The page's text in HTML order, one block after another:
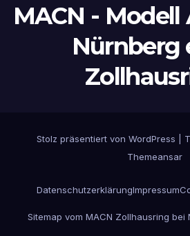
MACN - Modell
Nürnberg
Stolz präsentiert von WordPress
Themeansar
DatenschutzerklärungImpressum
Sitemap vom MACN Zollhausring bei